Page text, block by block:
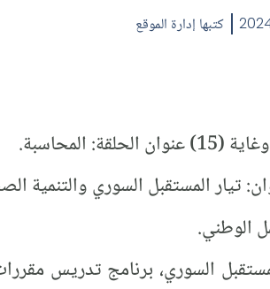
كتبها إدارة الموقع
تيار المستقبل السوري والتنمية
الوطني.
السوري، برنامج تدريس